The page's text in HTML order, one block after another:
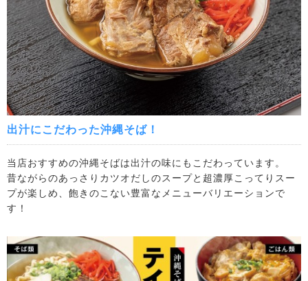
出汁にこだわった沖縄そば！
当店おすすめの沖縄そばは出汁の味にもこだわっています。
昔ながらのあっさりカツオだしのスープと超濃厚こってりスー
プが楽しめ、飽きのこない豊富なメニューバリエーションで
す！